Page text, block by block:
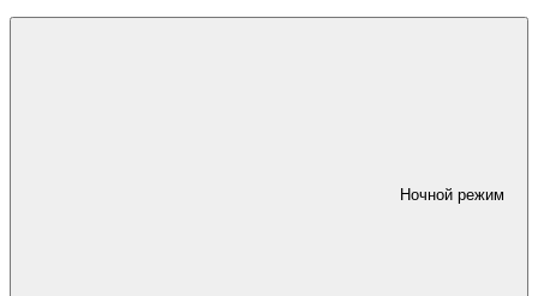
Ночной режим